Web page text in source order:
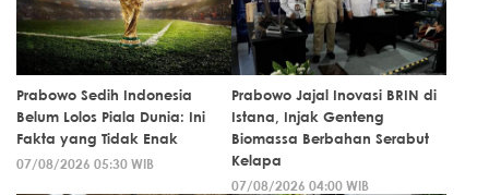
Prabowo Sedih Indonesia
Belum Lolos Piala Dunia: Ini
Fakta yang Tidak Enak
07/08/2026 05:30 WIB
Prabowo Jajal Inovasi BRIN di
Istana, Injak Genteng
Biomassa Berbahan Serabut
Kelapa
07/08/2026 04:00 WIB